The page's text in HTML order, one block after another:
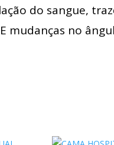
do sangue,
mudanças no